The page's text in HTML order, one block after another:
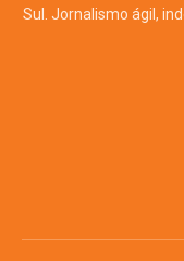
Sul. Jornalismo ágil,